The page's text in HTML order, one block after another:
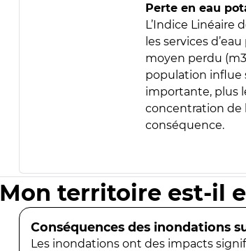
Perte en eau
L’Indice Linéaire
les services
moyen perdu
population influe
importante, plus
concentration de
conséquence.
Mon territoire est-il
Conséquences des inondations
Les inondations ont des impacts